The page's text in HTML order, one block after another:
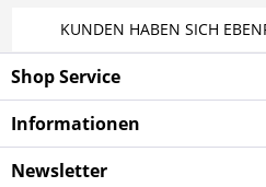
KUNDEN HABEN SICH
Shop Service
Informationen
Newsletter